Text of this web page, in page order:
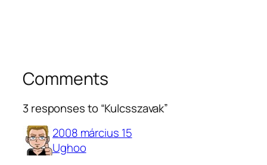
Comments
3 responses to “Kulcsszavak”
2008 március 15
Ughoo